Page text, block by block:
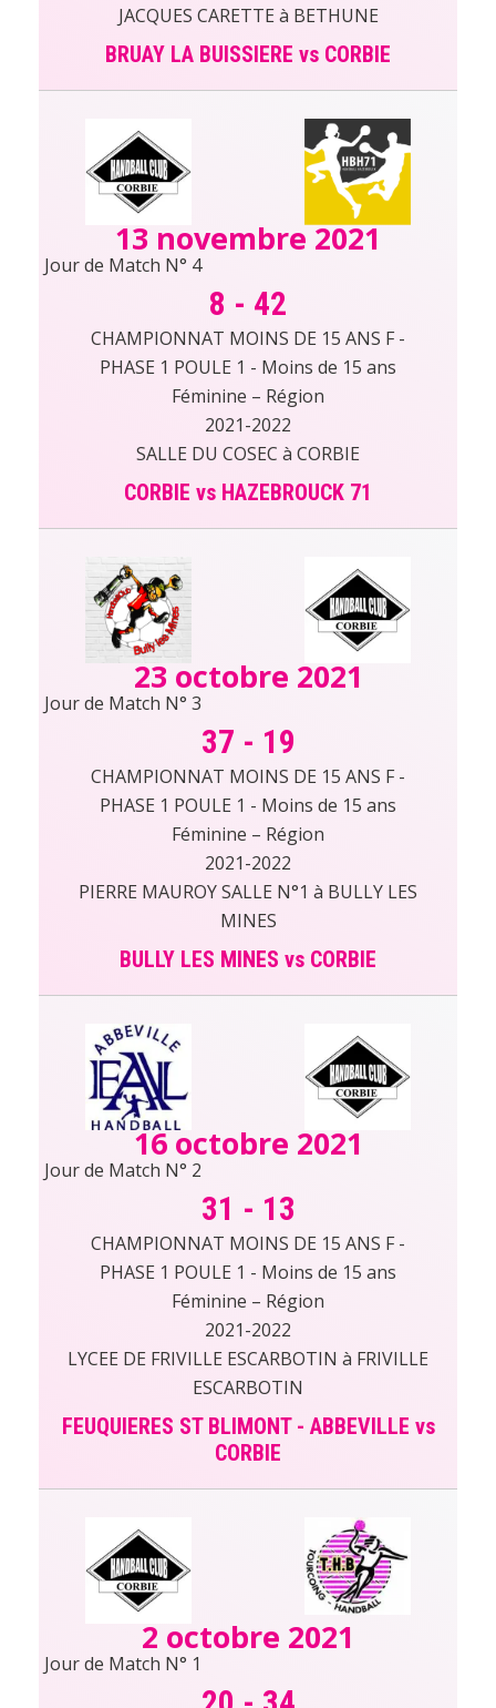
JACQUES CARETTE à BETHUNE
BRUAY LA BUISSIERE vs CORBIE
13 novembre 2021
Jour de Match N° 4
8 - 42
CHAMPIONNAT MOINS DE 15 ANS F -
PHASE 1 POULE 1 - Moins de 15 ans
Féminine – Région
2021-2022
SALLE DU COSEC à CORBIE
CORBIE vs HAZEBROUCK 71
23 octobre 2021
Jour de Match N° 3
37 - 19
CHAMPIONNAT MOINS DE 15 ANS F -
PHASE 1 POULE 1 - Moins de 15 ans
Féminine – Région
2021-2022
PIERRE MAUROY SALLE N°1 à BULLY LES
MINES
BULLY LES MINES vs CORBIE
16 octobre 2021
Jour de Match N° 2
31 - 13
CHAMPIONNAT MOINS DE 15 ANS F -
PHASE 1 POULE 1 - Moins de 15 ans
Féminine – Région
2021-2022
LYCEE DE FRIVILLE ESCARBOTIN à FRIVILLE
ESCARBOTIN
FEUQUIERES ST BLIMONT - ABBEVILLE vs
CORBIE
2 octobre 2021
Jour de Match N° 1